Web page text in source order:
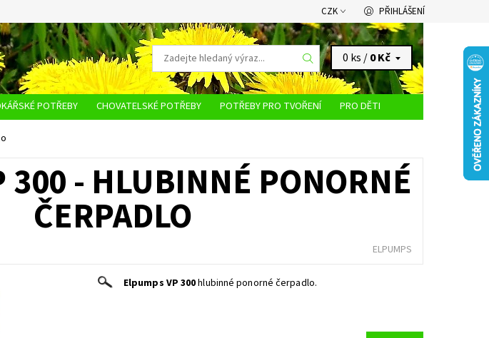
CZK PŘIHLÁŠENÍ
0 ks /0 Kč
POTŘEBY CHOVATELSKÉ POTŘEBY POTŘEBY PRO TVOŘENÍ
PRO DĚTI
ÚDAJŮ
300 - HLUBINNÉ PONORNÉ
ČERPADLO
ELPUMPS
Elpumps VP 300hlubinné ponorné čerpadlo.